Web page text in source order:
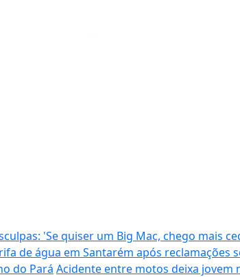
'Se quiser um Big Mac, chego mais
de água em Santarém após reclamações
do Pará Acidente entre motos deixa jovem